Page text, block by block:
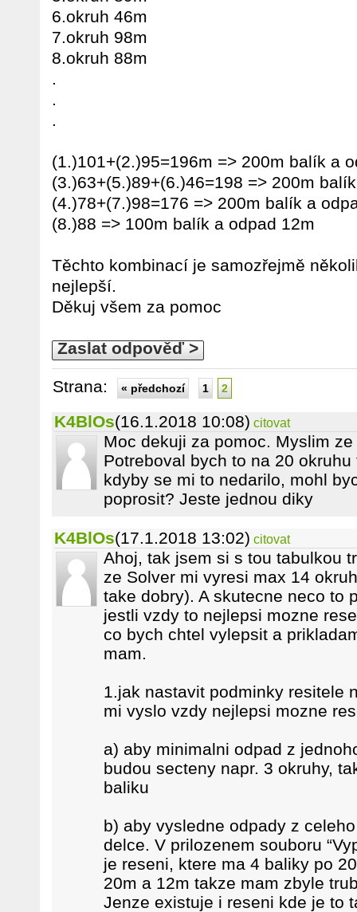
6.okruh 46m
7.okruh 98m
8.okruh 88m
.
.
.
(1.)101+(2.)95=196m => 200m balík a
(3.)63+(5.)89+(6.)46=198 => 200m
(4.)78+(7.)98=176 => 200m balík a
(8.)88 => 100m balík a odpad 12m
Těchto kombinací je samozřejmě
nejlepší.
Děkuj všem za pomoc
Zaslat odpověď >
Strana: « předchozí 1 2
K4BlOs(16.1.2018 10:08) citovat
Moc dekuji za pomoc. Myslim
Potreboval bych to na 20
kdyby se mi to nedarilo, mohl
poprosit? Jeste jednou diky
K4BlOs(17.1.2018 13:02) citovat
Ahoj, tak jsem si s tou tabulkou
ze Solver mi vyresi max 14
take dobry). A skutecne neco to
jestli vzdy to nejlepsi mozne
co bych chtel vylepsit a
mam.
1.jak nastavit podminky resitele
mi vyslo vzdy nejlepsi mozne
a) aby minimalni odpad z
budou secteny napr. 3 okruhy,
baliku
b) aby vysledne odpady z
delce. V prilozenem souboru
je reseni, ktere ma 4 baliky po
20m a 12m takze mam zbyle
Jenze existuje i reseni kde je to